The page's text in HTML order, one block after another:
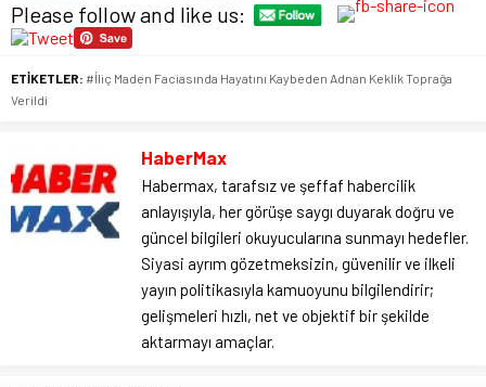
Please follow and like us:
ETİKETLER: #İliç Maden Faciasında Hayatını Kaybeden Adnan Keklik Toprağa
Verildi
HaberMax
Habermax, tarafsız ve şeffaf habercilik
anlayışıyla, her görüşe saygı duyarak doğru ve
güncel bilgileri okuyucularına sunmayı hedefler.
Siyasi ayrım gözetmeksizin, güvenilir ve ilkeli
yayın politikasıyla kamuoyunu bilgilendirir;
gelişmeleri hızlı, net ve objektif bir şekilde
aktarmayı amaçlar.